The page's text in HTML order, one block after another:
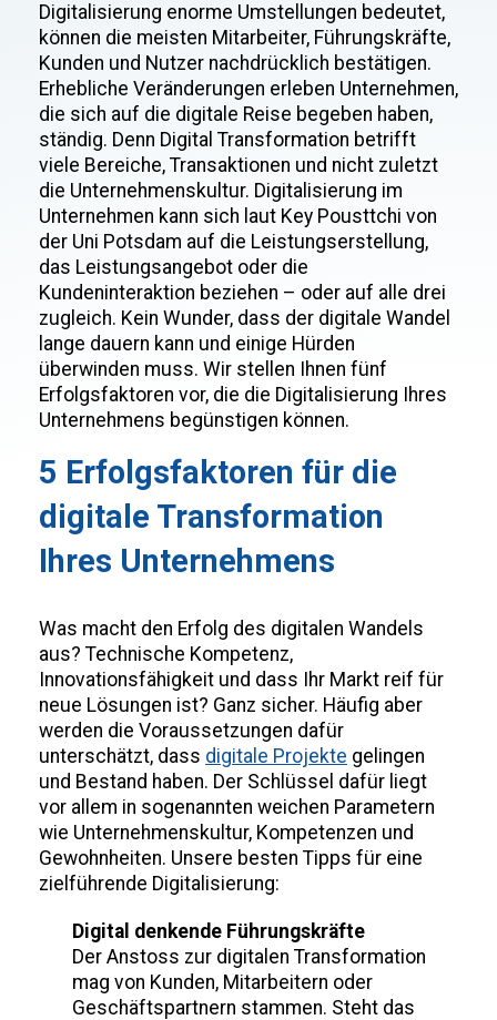
Digitalisierung enorme Umstellungen bedeutet,
können die meisten Mitarbeiter, Führungskräfte,
Kunden und Nutzer nachdrücklich bestätigen.
Erhebliche Veränderungen erleben Unternehmen,
die sich auf die digitale Reise begeben haben,
ständig. Denn Digital Transformation betrifft
viele Bereiche, Transaktionen und nicht zuletzt
die Unternehmenskultur. Digitalisierung im
Unternehmen kann sich laut Key Pousttchi von
der Uni Potsdam auf die Leistungserstellung,
das Leistungsangebot oder die
Kundeninteraktion beziehen – oder auf alle drei
zugleich. Kein Wunder, dass der digitale Wandel
lange dauern kann und einige Hürden
überwinden muss. Wir stellen Ihnen fünf
Erfolgsfaktoren vor, die die Digitalisierung Ihres
Unternehmens begünstigen können.
5 Erfolgsfaktoren für die
digitale Transformation
Ihres Unternehmens
Was macht den Erfolg des digitalen Wandels
aus? Technische Kompetenz,
Innovationsfähigkeit und dass Ihr Markt reif für
neue Lösungen ist? Ganz sicher. Häufig aber
werden die Voraussetzungen dafür
unterschätzt, dass digitale Projekte gelingen
und Bestand haben. Der Schlüssel dafür liegt
vor allem in sogenannten weichen Parametern
wie Unternehmenskultur, Kompetenzen und
Gewohnheiten. Unsere besten Tipps für eine
zielführende Digitalisierung:
Digital denkende Führungskräfte
Der Anstoss zur digitalen Transformation
mag von Kunden, Mitarbeitern oder
Geschäftspartnern stammen. Steht das